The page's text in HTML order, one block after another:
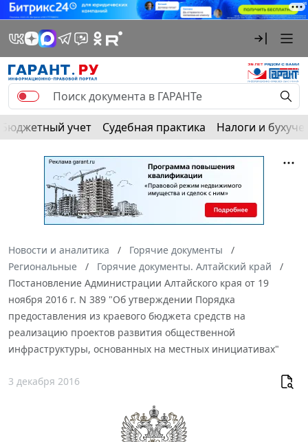
Бюджетный учет Судебная практика Налоги и
Новости и аналитика
Горячие документы
Региональные
Горячие документы. Алтайский край
Постановление Администрации Алтайского края от 19
ноября 2016 г. N 389 "Об утверждении Порядка
предоставления из краевого бюджета средств на
реализацию проектов развития общественной
инфраструктуры, основанных на местных инициативах"
3 декабря 2016